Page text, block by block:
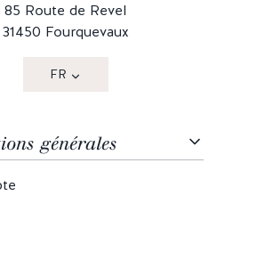
85 Route de Revel
31450 Fourquevaux
FR
générales